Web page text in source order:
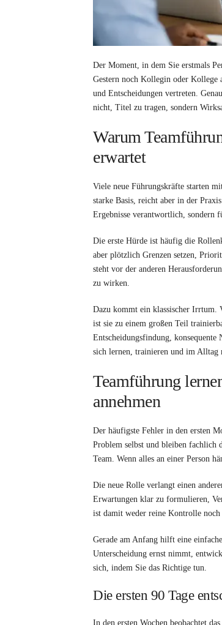
Der Moment, in dem Sie erstmals
Gestern noch Kollegin oder Kollege
und Entscheidungen vertreten.
nicht, Titel zu tragen, sondern
Warum
erwartet
Viele neue Führungskräfte starten
starke Basis, reicht aber in der
Ergebnisse verantwortlich, sondern
Die erste Hürde ist häufig die
aber plötzlich Grenzen setzen,
steht vor der anderen
zu wirken.
Dazu kommt ein klassischer Irrtum.
ist sie zu einem großen Teil
Entscheidungsfindung,
sich lernen, trainieren und im Alltag
Teamführung
annehmen
Der häufigste Fehler in den ersten
Problem selbst und bleiben
Team. Wenn alles an einer Person
Die neue Rolle verlangt einen
Erwartungen klar zu formulieren,
ist damit weder reine Kontrolle
Gerade am Anfang hilft eine
Unterscheidung ernst nimmt,
sich, indem Sie das Richtige tun.
Die ersten 90 Tage
In den ersten Wochen beobachtet